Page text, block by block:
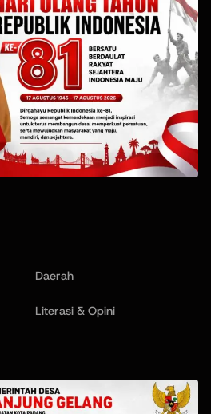
Daerah
Literasi & Opini